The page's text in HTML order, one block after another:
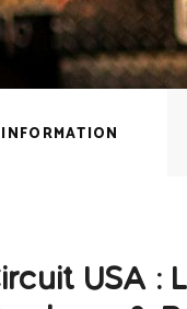
INFORMATION
USA :